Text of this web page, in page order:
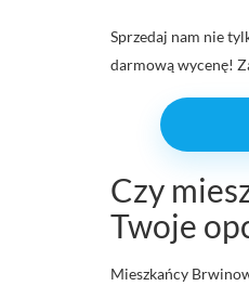
Sprzedaj nam nie
darmową wycenę!
Czy
Twoje
Mieszkańcy